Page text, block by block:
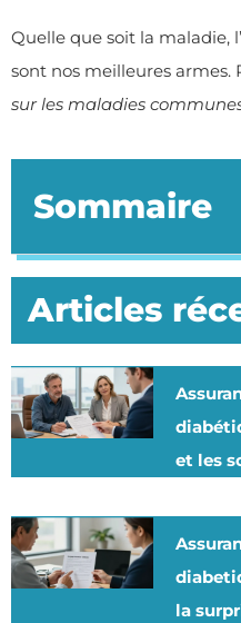
Quelle que soit la maladie,
sont nos meilleures armes.
sur les maladies
Sommaire
Articles
et les
la